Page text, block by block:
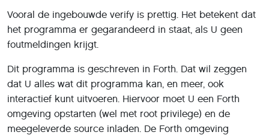
Vooral de ingebouwde verify is prettig. Het betekent dat
het programma er gegarandeerd in staat, als U geen
foutmeldingen krijgt.
Dit programma is geschreven in Forth. Dat wil zeggen
dat U alles wat dit programma kan, en meer, ook
interactief kunt uitvoeren. Hiervoor moet U een Forth
omgeving opstarten (wel met root privilege) en de
meegeleverde source inladen. De Forth omgeving